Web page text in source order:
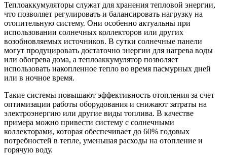
Теплоаккумуляторы служат для хранения тепловой энергии,
что позволяет регулировать и балансировать нагрузку на
отопительную систему. Они особенно актуальны при
использовании солнечных коллекторов или других
возобновляемых источников. В сутки солнечные панели
могут продуцировать достаточно энергии для нагрева воды
или обогрева дома, а теплоаккумулятор позволяет
использовать накопленное тепло во время пасмурных дней
или в ночное время.
Такие системы повышают эффективность отопления за счет
оптимизации работы оборудования и снижают затраты на
электроэнергию или другие виды топлива. В качестве
примера можно привести систему с солнечными
коллекторами, которая обеспечивает до 60% годовых
потребностей в тепле, уменьшая расходы на отопление и
горячую воду.